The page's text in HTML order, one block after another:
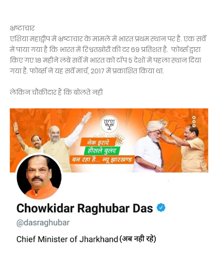
भ्रष्टाचार
एशिया महाद्वीप में भ्रष्टाचार के मामले में भारत प्रथम स्थान पर है. एक सर्वे
में पाया गया है कि भारत में रिश्वतखोरी की दर 69 प्रतिशत है. फोर्ब्स द्वारा
किए गए 18 महीने लंबे सर्वे में भारत को टॉप 5 देशों में पहला स्थान दिया
गया है. फोर्ब्स ने यह सर्वे मार्च, 2017 में प्रकाशित किया था.
लेकिन चौकीदार हैं कि बोलते नही